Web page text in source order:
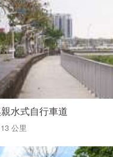
水式自行車道
公里